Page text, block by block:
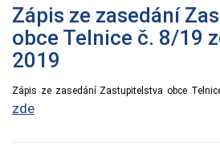
Zápis ze zasedání
obce Telnice č. 8/19
2019
Zápis ze zasedání Zastupitelstva obce
zde